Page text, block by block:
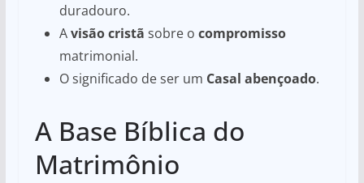
duradouro.
Avisão cristã sobre o compromisso
matrimonial.
O significado de ser um Casal abençoado.
A Base Bíblica do
Matrimônio